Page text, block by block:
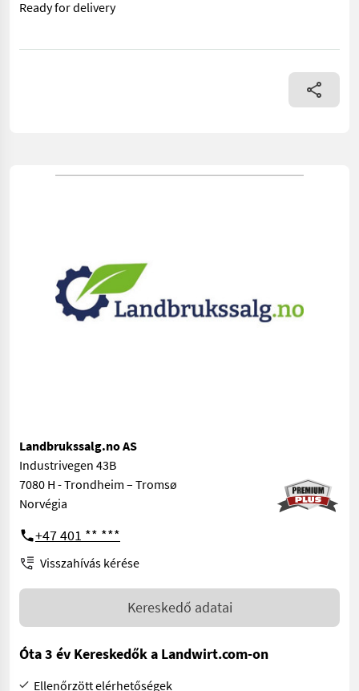
Ready for delivery
== Mer informasjon (NO) == mascus_category:
Landbrukssalg.no AS
Industrivegen 43B
7080 H - Trondheim – Tromsø
Norvégia
+47 401 ** ***
Visszahívás kérése
Kereskedő adatai
Óta 3 év Kereskedők a Landwirt.com-on
Ellenőrzött elérhetőségek